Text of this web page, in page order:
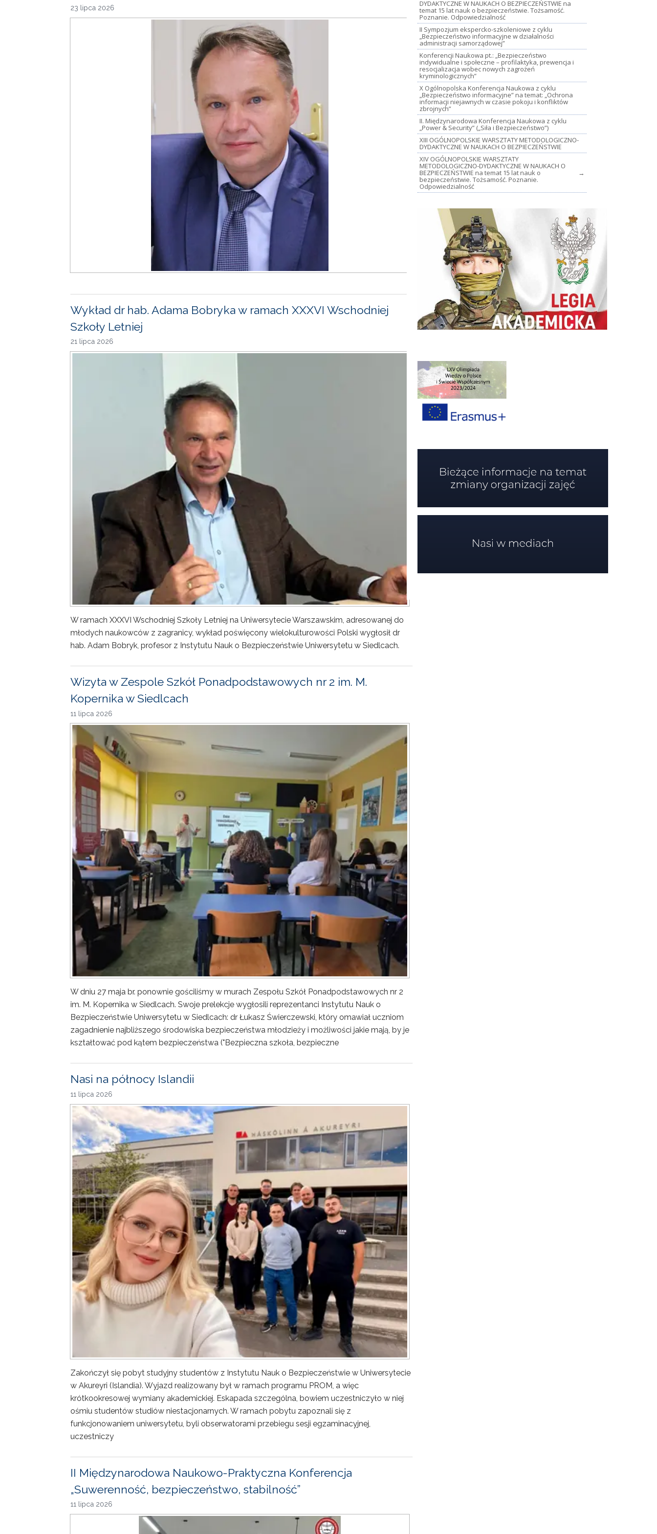
23 lipca 2026
Wykład dr hab. Adama Bobryka w ramach XXXVI Wschodniej
Szkoły Letniej
21 lipca 2026
W ramach XXXVI Wschodniej Szkoły Letniej na Uniwersytecie Warszawskim, adresowanej do
młodych naukowców z zagranicy, wykład poświęcony wielokulturowości Polski wygłosił dr
hab. Adam Bobryk, profesor z Instytutu Nauk o Bezpieczeństwie Uniwersytetu w Siedlcach.
Wizyta w Zespole Szkół Ponadpodstawowych nr 2 im. M.
Kopernika w Siedlcach
11 lipca 2026
W dniu 27 maja br. ponownie gościliśmy w murach Zespołu Szkół Ponadpodstawowych nr 2
im. M. Kopernika w Siedlcach. Swoje prelekcje wygłosili reprezentanci Instytutu Nauk o
Bezpieczeństwie Uniwersytetu w Siedlcach: dr Łukasz Świerczewski, który omawiał uczniom
zagadnienie najbliższego środowiska bezpieczeństwa młodzieży i możliwości jakie mają, by je
kształtować pod kątem bezpieczeństwa ("Bezpieczna szkoła, bezpieczne
Nasi na północy Islandii
11 lipca 2026
Zakończył się pobyt studyjny studentów z Instytutu Nauk o Bezpieczeństwie w Uniwersytecie
w Akureyri (Islandia). Wyjazd realizowany był w ramach programu PROM, a więc
krótkookresowej wymiany akademickiej. Eskapada szczególna, bowiem uczestniczyło w niej
ośmiu studentów studiów niestacjonarnych. W ramach pobytu zapoznali się z
funkcjonowaniem uniwersytetu, byli obserwatorami przebiegu sesji egzaminacyjnej,
uczestniczy
II Międzynarodowa Naukowo-Praktyczna Konferencja
„Suwerenność, bezpieczeństwo, stabilność”
11 lipca 2026
DYDAKTYCZNE W NAUKACH O BEZPIECZEŃSTWIE na
temat 15 lat nauk o bezpieczeństwie. Tożsamość.
Poznanie. Odpowiedzialność
II Sympozjum ekspercko-szkoleniowe z cyklu
„Bezpieczeństwo informacyjne w działalności
administracji samorządowej”
Konferencji Naukowa pt.: „Bezpieczeństwo
indywidualne i społeczne – profilaktyka, prewencja i
resocjalizacja wobec nowych zagrożeń
kryminologicznych”
X Ogólnopolska Konferencja Naukowa z cyklu
„Bezpieczeństwo informacyjne” na temat: „Ochrona
informacji niejawnych w czasie pokoju i konfliktów
zbrojnych”
II. Międzynarodowa Konferencja Naukowa z cyklu
„Power & Security” („Siła i Bezpieczeństwo”)
XIII OGÓLNOPOLSKIE WARSZTATY METODOLOGICZNO-
DYDAKTYCZNE W NAUKACH O BEZPIECZEŃSTWIE
XIV OGÓLNOPOLSKIE WARSZTATY
METODOLOGICZNO-DYDAKTYCZNE W NAUKACH O
BEZPIECZEŃSTWIE na temat 15 lat nauk o
bezpieczeństwie. Tożsamość. Poznanie.
Odpowiedzialność
→